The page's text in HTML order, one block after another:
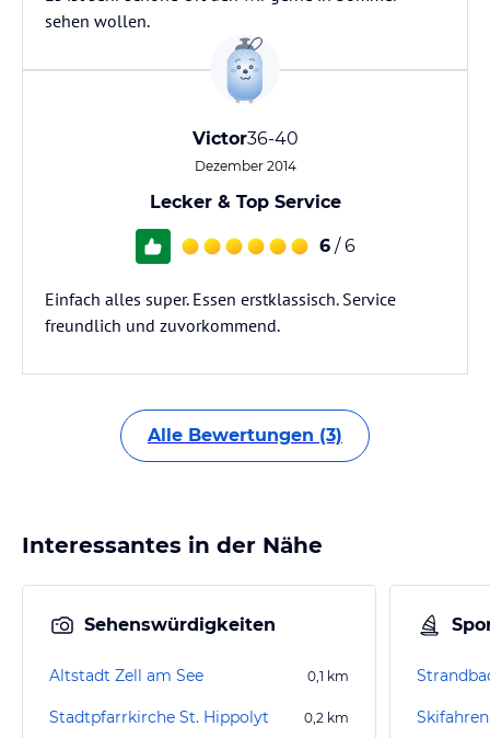
sehen wollen.
Victor36-40
Dezember 2014
Lecker & Top Service
6 / 6
Einfach alles super. Essen erstklassisch. Service
freundlich und zuvorkommend.
Alle Bewertungen (3)
Interessantes in der Nähe
Sehenswürdigkeiten
Altstadt Zell am See 0,1 km
Stadtpfarrkirche St. Hippolyt 0,2 km Skifahren